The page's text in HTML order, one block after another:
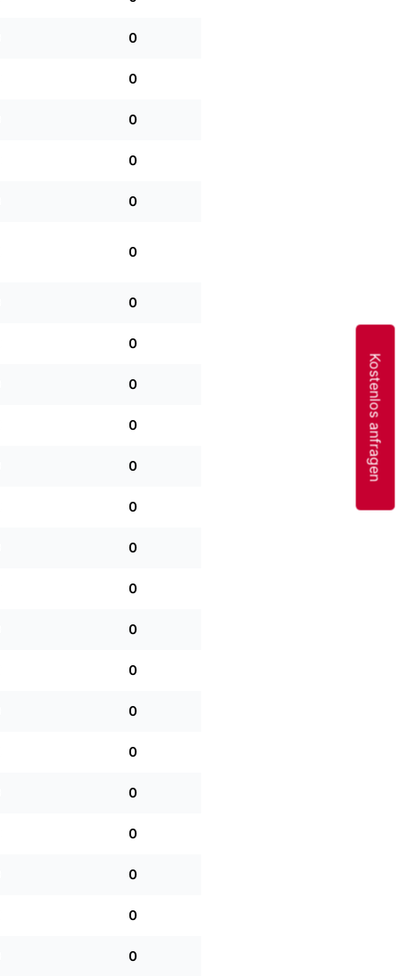
Kostenlos anfragen
0
0
0
0
0
0
0
0
0
0
0
0
0
0
0
0
0
0
0
0
0
0
0